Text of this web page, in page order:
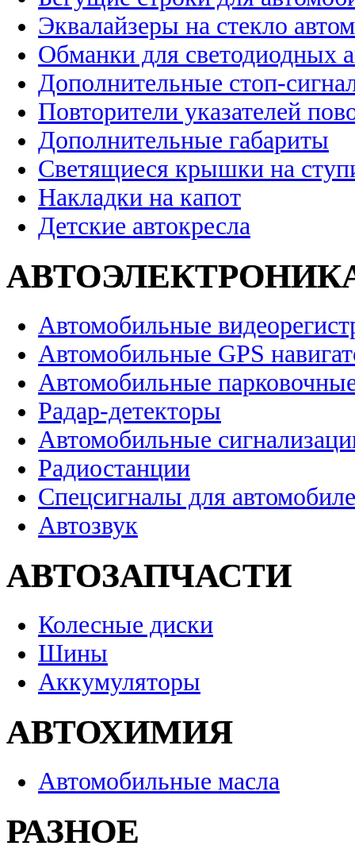
Эквалайзеры на стекло
Обманки для светодиодных
Дополнительные стоп-
Повторители указателей
Дополнительные габариты
Светящиеся крышки на
Накладки на капот
Детские автокресла
Автомобильные
Автомобильные GPS
Автомобильные
Радар-детекторы
Автомобильные
Радиостанции
Спецсигналы для
Автозвук
АВТОЗАПЧАСТИ
Колесные диски
Шины
Аккумуляторы
АВТОХИМИЯ
Автомобильные масла
РАЗНОЕ